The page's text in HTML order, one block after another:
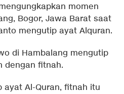
momen
Bogor, Jawa Barat saat
mengutip ayat Alquran.
di Hambalang mengutip
dengan fitnah.
ayat Al-Quran, fitnah itu